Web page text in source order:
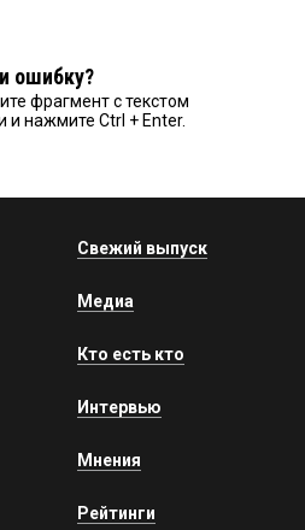
ошибку?
фрагмент с текстом
и нажмите Ctrl + Enter.
Свежий выпуск
Медиа
Кто есть кто
Интервью
Мнения
Рейтинги